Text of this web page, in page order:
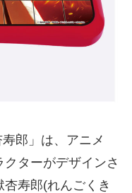
郎」は、アニメ
クターがデザインさ
寿郎(れんごくき